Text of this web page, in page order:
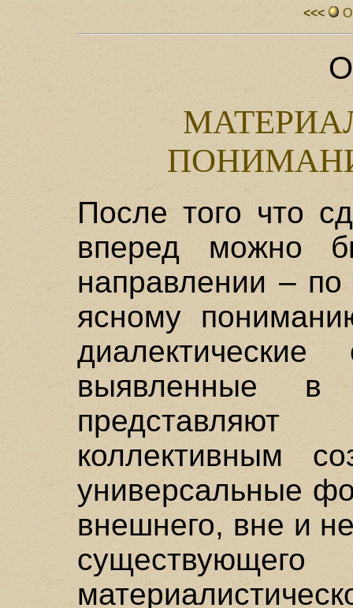
<<<
После того что
вперед можно
направлении – по
ясному
выявленные в
коллективным
универсальные
внешнего, вне и